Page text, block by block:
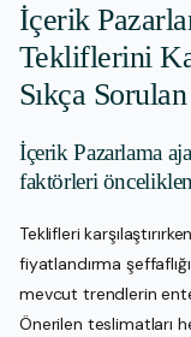
İçerik
Tekliflerini
Sıkça
İçerik Pazarlama
faktörleri
Teklifleri
fiyatlandırma
mevcut trendlerin
Önerilen teslimatları